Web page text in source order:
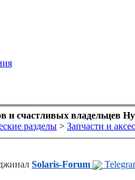
и счастливых владельцев
разделы > Запчасти и
Solaris-Forum